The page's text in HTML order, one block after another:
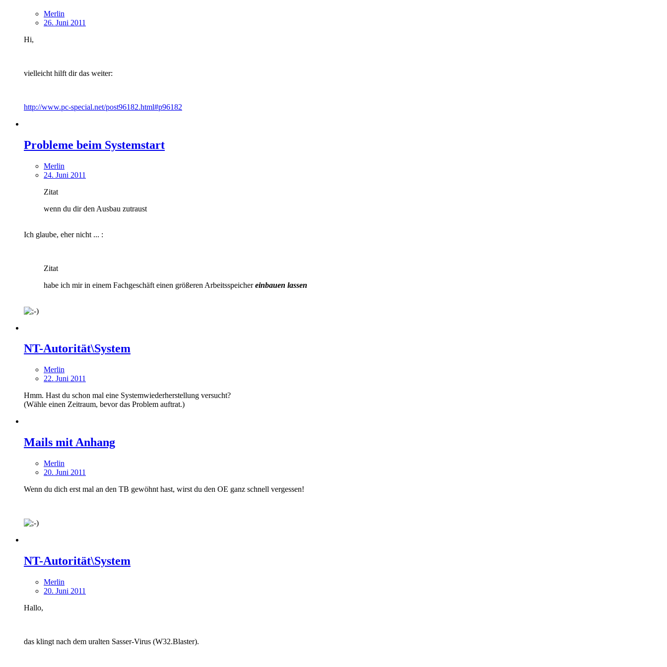
Merlin
26. Juni 2011
Hi,
vielleicht hilft dir das weiter:
http://www.pc-special.net/post96182.html#p96182
Probleme beim Systemstart
Merlin
24. Juni 2011
Zitat
wenn du dir den Ausbau zutraust
Ich glaube, eher nicht ... :
Zitat
habe ich mir in einem Fachgeschäft einen größeren Arbeitsspeichereinbauen lassen
NT-Autorität\System
Merlin
22. Juni 2011
Hmm. Hast du schon mal eine Systemwiederherstellung versucht?
(Wähle einen Zeitraum, bevor das Problem auftrat.)
Mails mit Anhang
Merlin
20. Juni 2011
Wenn du dich erst mal an den TB gewöhnt hast, wirst du den OE ganz schnell vergessen!
NT-Autorität\System
Merlin
20. Juni 2011
Hallo,
das klingt nach dem uralten Sasser-Virus (W32.Blaster).